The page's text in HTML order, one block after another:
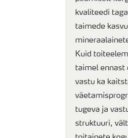
kvaliteedi
taimede
Kuid
taimel ennast
vastu ka
tugeva ja
struktuuri,